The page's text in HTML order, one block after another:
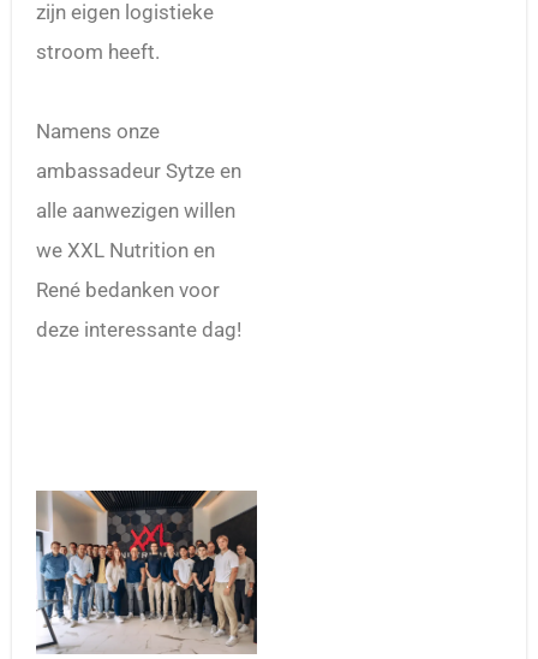
zijn eigen logistieke
stroom heeft.
Namens onze
ambassadeur Sytze en
alle aanwezigen willen
we XXL Nutrition en
René bedanken voor
deze interessante dag!